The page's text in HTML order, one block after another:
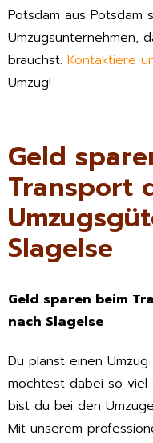
Potsdam aus Potsdam
Umzugsunternehmen,
brauchst. Kontaktiere
Umzug!
Geld
Transport
Slagelse
Geld sparen beim
nach Slagelse
Du planst einen
möchtest dabei so viel
bist du bei den
Mit unserem